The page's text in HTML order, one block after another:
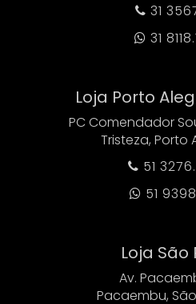
 31
 31
Loja Porto
PC Comendador
Tristeza, Porto
 51
 51
Loja São
Av.
Pacaembu,